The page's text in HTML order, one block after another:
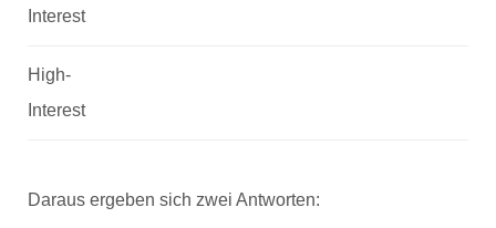
Interest
High-
Interest
Daraus ergeben sich zwei Antworten: